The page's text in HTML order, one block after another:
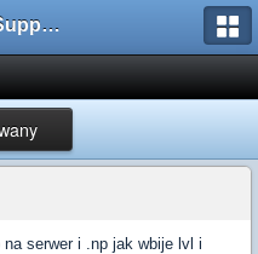
AMXX.pl: Support AMX Mod X i SourceMod
serwer i .np jak wbije lvl i